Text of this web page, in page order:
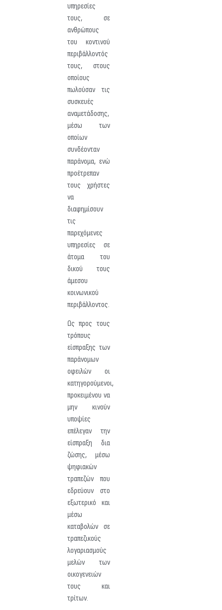
υπηρεσίες
τους, σε
ανθρώπους
του κοντινού
περιβάλλοντός
τους, στους
οποίους
πωλούσαν τις
συσκευές
αναμετάδοσης,
μέσω των
οποίων
συνδέονταν
παράνομα, ενώ
προέτρεπαν
τους χρήστες
να
διαφημίσουν
τις
παρεχόμενες
υπηρεσίες σε
άτομα του
δικού τους
άμεσου
κοινωνικού
περιβάλλοντος.
Ως προς τους
τρόπους
είσπραξης των
παράνομων
οφειλών οι
κατηγορούμενοι,
προκειμένου να
μην κινούν
υποψίες
επέλεγαν την
είσπραξη δια
ζώσης, μέσω
ψηφιακών
τραπεζών που
εδρεύουν στο
εξωτερικό και
μέσω
καταβολών σε
τραπεζικούς
λογαριασμούς
μελών των
οικογενειών
τους και
τρίτων.